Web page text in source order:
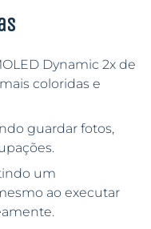
Dynamic 2x de
coloridas e
guardar fotos,
um
ao executar